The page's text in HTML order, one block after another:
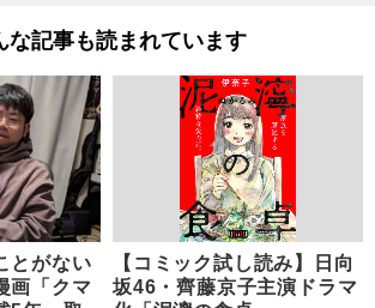
な記事も読まれています
とがない
画「クマ
【コミック試し読み】日向
坂46・齊藤京子主演ドラマ